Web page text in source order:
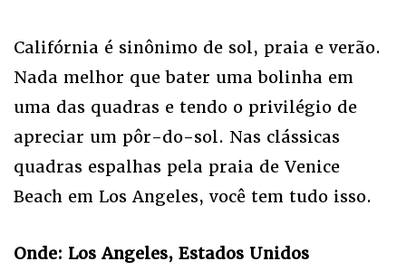
Califórnia é sinônimo de sol, praia e verão.
Nada melhor que bater uma bolinha em
uma das quadras e tendo o privilégio de
apreciar um pôr-do-sol. Nas clássicas
quadras espalhas pela praia de Venice
Beach em Los Angeles, você tem tudo isso.
Onde: Los Angeles, Estados Unidos